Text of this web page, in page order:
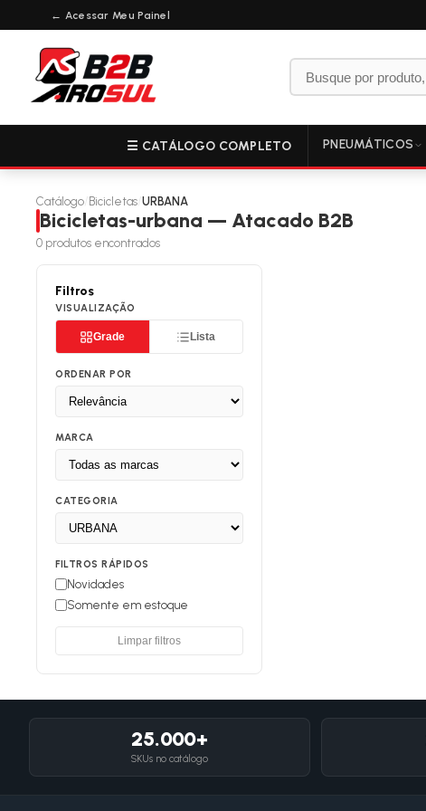
← Acessar Meu Painel
☰ CATÁLOGO COMPLETO PNEUMÁTICOS
Catálogo Bicicletas URBANA
Bicicletas-urbana — Atacado B2B
0 produtos encontrados
Filtros
VISUALIZAÇÃO
Grade Lista
ORDENAR POR
MARCA
CATEGORIA
FILTROS RÁPIDOS
Novidades
Somente em estoque
Limpar filtros
25.000+
SKUs no catálogo